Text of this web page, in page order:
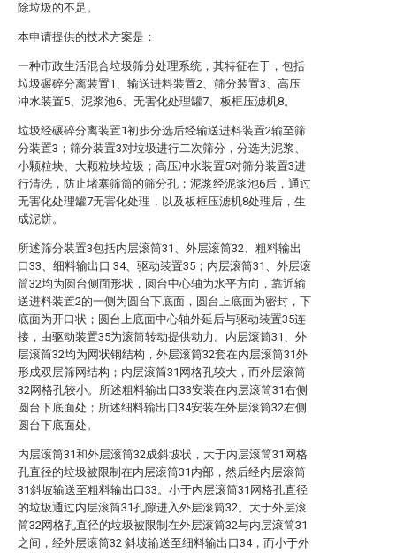
除垃圾的不足。
本申请提供的技术方案是：
一种市政生活混合垃圾筛分处理系统，其特征在于，包括
垃圾碾碎分离装置1、输送进料装置2、筛分装置3、高压
冲水装置5、泥浆池6、无害化处理罐7、板框压滤机8。
垃圾经碾碎分离装置1初步分选后经输送进料装置2输至筛
分装置3；筛分装置3对垃圾进行二次筛分，分选为泥浆、
小颗粒块、大颗粒块垃圾；高压冲水装置5对筛分装置3进
行清洗，防止堵塞筛筒的筛分孔；泥浆经泥浆池6后，通过
无害化处理罐7无害化处理，以及板框压滤机8处理后，生
成泥饼。
所述筛分装置3包括内层滚筒31、外层滚筒32、粗料输出
口33、细料输出口 34、驱动装置35；内层滚筒31、外层滚
筒32均为圆台侧面形状，圆台中心轴为水平方向，靠近输
送进料装置2的一侧为圆台下底面，圆台上底面为密封，下
底面为开口状；圆台上底面中心轴外延后与驱动装置35连
接，由驱动装置35为滚筒转动提供动力。内层滚筒31、外
层滚筒32均为网状钢结构，外层滚筒32套在内层滚筒31外
形成双层筛网结构；内层滚筒31网格孔较大，而外层滚筒
32网格孔较小。所述粗料输出口33安装在内层滚筒31右侧
圆台下底面处；所述细料输出口34安装在外层滚筒32右侧
圆台下底面处。
内层滚筒31和外层滚筒32成斜坡状，大于内层滚筒31网格
孔直径的垃圾被限制在内层滚筒31内部，然后经内层滚筒
31斜坡输送至粗料输出口33。小于内层滚筒31网格孔直径
的垃圾通过内层滚筒31孔隙进入外层滚筒32。大于外层滚
筒32网格孔直径的垃圾被限制在外层滚筒32与内层滚筒31
之间，经外层滚筒32 斜坡输送至细料输出口34，而小于外